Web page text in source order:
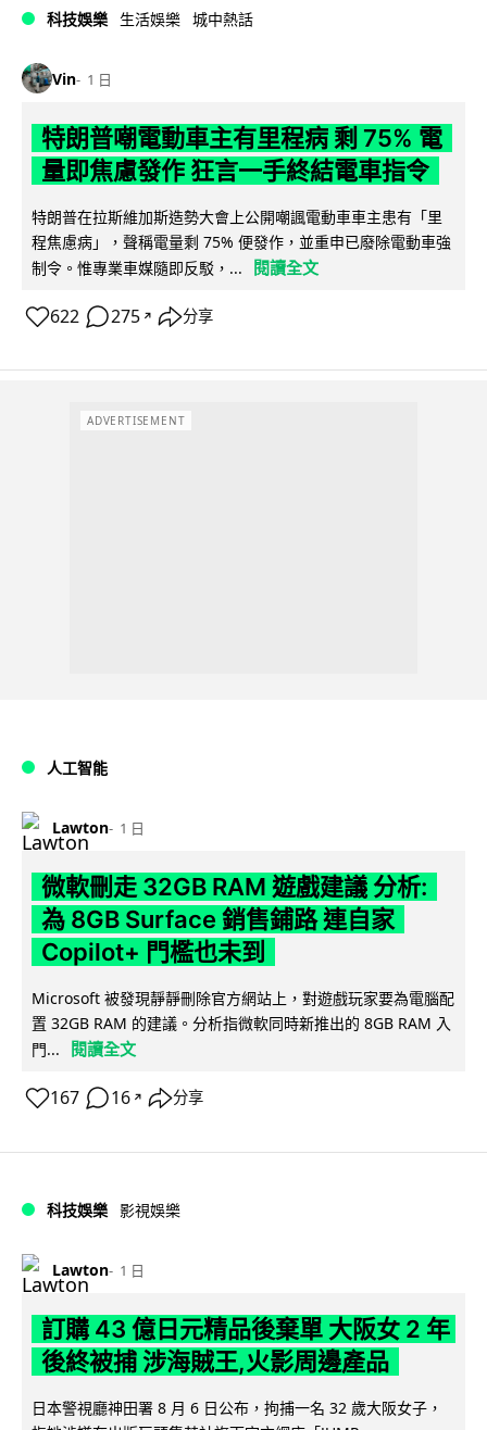
科技娛樂 生活娛樂 城中熱話
Vin 1 日
特朗普嘲電動車主有里程病 剩 75% 電
量即焦慮發作 狂言一手終結電車指令
特朗普在拉斯維加斯造勢大會上公開嘲諷電動車車主患有「里
程焦慮病」，聲稱電量剩 75% 便發作，並重申已廢除電動車強
制令。惟專業車媒隨即反駁，...
閱讀全文
622 275 ↗ 分享
ADVERTISEMENT
人工智能
Lawton 1 日
微軟刪走 32GB RAM 遊戲建議 分析:
為 8GB Surface 銷售鋪路 連自家
Copilot+ 門檻也未到
Microsoft 被發現靜靜刪除官方網站上，對遊戲玩家要為電腦配
置 32GB RAM 的建議。分析指微軟同時新推出的 8GB RAM 入
門...
閱讀全文
167 16 ↗ 分享
科技娛樂 影視娛樂
Lawton 1 日
訂購 43 億日元精品後棄單 大阪女 2 年
後終被捕 涉海賊王,火影周邊產品
日本警視廳神田署 8 月 6 日公布，拘捕一名 32 歲大阪女子，